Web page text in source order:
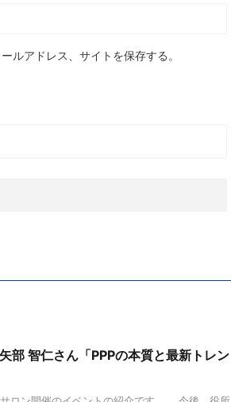
ルアドレス、サイトを保存する。
部 智仁さん「PPPの本質と最新トレン